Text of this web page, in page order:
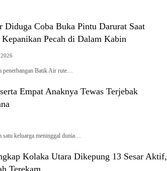
Diduga Coba Buka Pintu Darurat Saat
Kepanikan Pecah di Dalam Kabin
penerbangan Batik Air rute…
Empat Anaknya Tewas Terjebak
keluarga meninggal dunia…
Kolaka Utara Dikepung 13 Sesar Aktif,
Terekam